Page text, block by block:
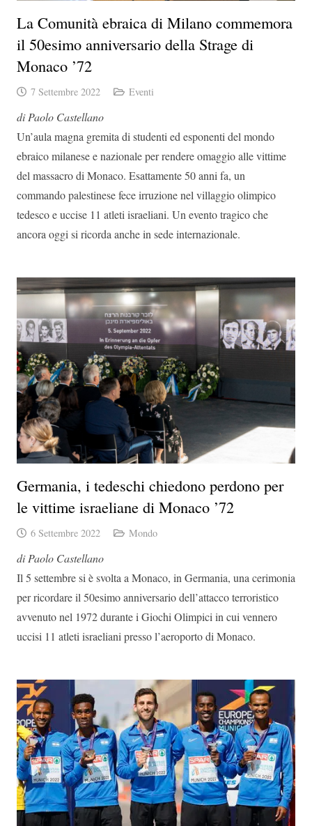
La Comunità ebraica di Milano commemora
il 50esimo anniversario della Strage di
Monaco ’72
7 Settembre 2022 Eventi
di Paolo Castellano
Un’aula magna gremita di studenti ed esponenti del mondo
ebraico milanese e nazionale per rendere omaggio alle vittime
del massacro di Monaco. Esattamente 50 anni fa, un
commando palestinese fece irruzione nel villaggio olimpico
tedesco e uccise 11 atleti israeliani. Un evento tragico che
ancora oggi si ricorda anche in sede internazionale.
Germania, i tedeschi chiedono perdono per
le vittime israeliane di Monaco ’72
6 Settembre 2022 Mondo
di Paolo Castellano
Il 5 settembre si è svolta a Monaco, in Germania, una cerimonia
per ricordare il 50esimo anniversario dell’attacco terroristico
avvenuto nel 1972 durante i Giochi Olimpici in cui vennero
uccisi 11 atleti israeliani presso l’aeroporto di Monaco.